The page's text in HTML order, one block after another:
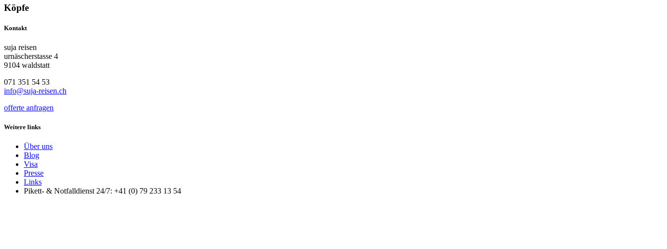
Köpfe
Kontakt
suja reisen
urnäscherstasse 4
9104 waldstatt
071 351 54 53
info@suja-reisen.ch
offerte anfragen
Weitere links
Über uns
Blog
Visa
Presse
Links
Pikett- & Notfalldienst 24/7: +41 (0) 79 233 13 54